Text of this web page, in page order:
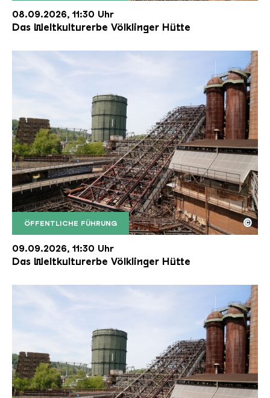
08.09.2026, 11:30 Uhr
Das Weltkulturerbe Völklinger Hütte
ÖFFENTLICHE FÜHRUNG
Der Erzschrägaufzug der Völklinger Hütte mit
Copyright: Weltkulturerbe Völklinger Hütte | Karl
©
09.09.2026, 11:30 Uhr
Das Weltkulturerbe Völklinger Hütte